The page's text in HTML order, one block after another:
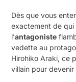
Dès que vous
exactement de qui
l’antagoniste
vedette au
Hirohiko Araki, ce
villain pour